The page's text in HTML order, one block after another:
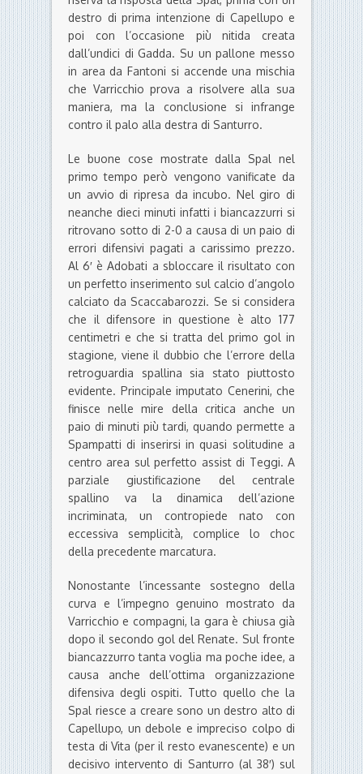
destro di prima intenzione di Capellupo e
poi con l’occasione più nitida creata
dall’undici di Gadda. Su un pallone messo
in area da Fantoni si accende una mischia
che Varricchio prova a risolvere alla sua
maniera, ma la conclusione si infrange
contro il palo alla destra di Santurro.
Le buone cose mostrate dalla Spal nel
primo tempo però vengono vanificate da
un avvio di ripresa da incubo. Nel giro di
neanche dieci minuti infatti i biancazzurri si
ritrovano sotto di 2-0 a causa di un paio di
errori difensivi pagati a carissimo prezzo.
Al 6′ è Adobati a sbloccare il risultato con
un perfetto inserimento sul calcio d’angolo
calciato da Scaccabarozzi. Se si considera
che il difensore in questione è alto 177
centimetri e che si tratta del primo gol in
stagione, viene il dubbio che l’errore della
retroguardia spallina sia stato piuttosto
evidente. Principale imputato Cenerini, che
finisce nelle mire della critica anche un
paio di minuti più tardi, quando permette a
Spampatti di inserirsi in quasi solitudine a
centro area sul perfetto assist di Teggi. A
parziale giustificazione del centrale
spallino va la dinamica dell’azione
incriminata, un contropiede nato con
eccessiva semplicità, complice lo choc
della precedente marcatura.
Nonostante l’incessante sostegno della
curva e l’impegno genuino mostrato da
Varricchio e compagni, la gara è chiusa già
dopo il secondo gol del Renate. Sul fronte
biancazzurro tanta voglia ma poche idee, a
causa anche dell’ottima organizzazione
difensiva degli ospiti. Tutto quello che la
Spal riesce a creare sono un destro alto di
Capellupo, un debole e impreciso colpo di
testa di Vita (per il resto evanescente) e un
decisivo intervento di Santurro (al 38′) sul